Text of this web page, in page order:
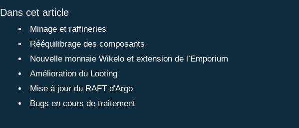
Dans cet article
Minage et raffineries
Rééquilibrage des composants
Nouvelle monnaie Wikelo et extension de l’Emporium
Amélioration du Looting
Mise à jour du RAFT d'Argo
Bugs en cours de traitement